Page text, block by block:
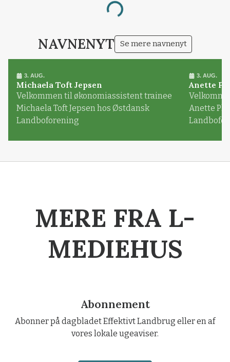
Loading...
NAVNENYT Se mere navnenyt
3. AUG.
Michaela Toft Jepsen
Velkommen til økonomiassistent trainee
Michaela Toft Jepsen hos Østdansk
Landboforening
3. AUG.
Anette
Anette
MERE FRA L-
MEDIEHUS
Abonnement
Abonner på dagbladet Effektivt Landbrug eller en af
vores lokale ugeaviser.